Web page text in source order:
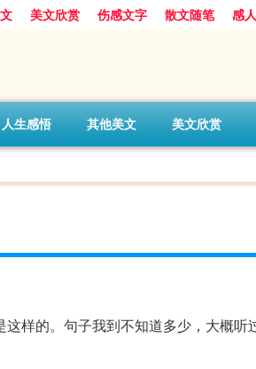
美文欣赏 伤感文字 散文随笔 感
人生感悟 其他美文 美文欣赏
样的。句子我到不知道多少，大概听